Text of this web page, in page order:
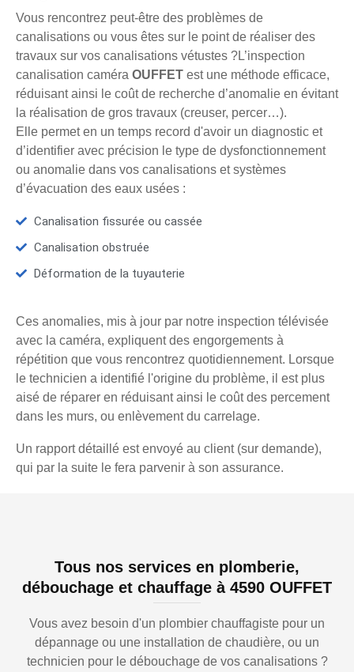
Vous rencontrez peut-être des problèmes de
canalisations ou vous êtes sur le point de réaliser des
travaux sur vos canalisations vétustes ?L’inspection
canalisation caméra OUFFET est une méthode efficace,
réduisant ainsi le coût de recherche d’anomalie en évitant
la réalisation de gros travaux (creuser, percer…).
Elle permet en un temps record d'avoir un diagnostic et
d’identifier avec précision le type de dysfonctionnement
ou anomalie dans vos canalisations et systèmes
d’évacuation des eaux usées :
Canalisation fissurée ou cassée
Canalisation obstruée
Déformation de la tuyauterie
Ces anomalies, mis à jour par notre inspection télévisée
avec la caméra, expliquent des engorgements à
répétition que vous rencontrez quotidiennement. Lorsque
le technicien a identifié l'origine du problème, il est plus
aisé de réparer en réduisant ainsi le coût des percement
dans les murs, ou enlèvement du carrelage.
Un rapport détaillé est envoyé au client (sur demande),
qui par la suite le fera parvenir à son assurance.
Tous nos services en plomberie,
débouchage et chauffage à 4590 OUFFET
Vous avez besoin d'un plombier chauffagiste pour un
dépannage ou une installation de chaudière, ou un
technicien pour le débouchage de vos canalisations ?